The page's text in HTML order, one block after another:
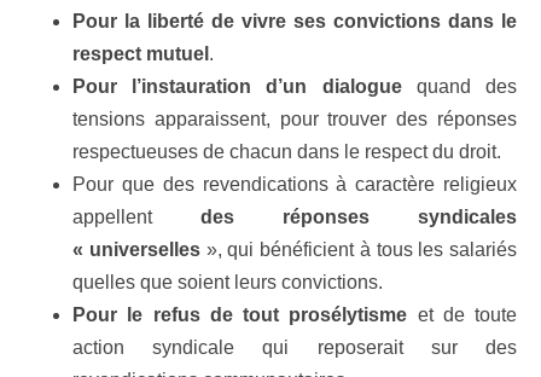
Pour la liberté de vivre ses convictions dans le
respect mutuel .
Pour l’instauration d’un dialoguequand des
tensions apparaissent, pour trouver des réponses
respectueuses de chacun dans le respect du droit.
Pour que des revendications à caractère religieux
appellent des réponses syndicales
« universelles », qui bénéficient à tous les salariés
quelles que soient leurs convictions.
Pour le refus de tout prosélytisme et de toute
action syndicale qui reposerait sur des